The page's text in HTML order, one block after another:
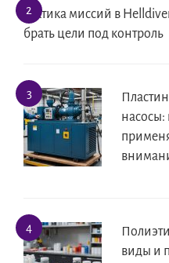
Тактика миссий в
брать цели под контроль
насосы:
виды и